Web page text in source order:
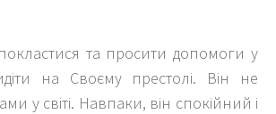
та просити допомоги у
на Своєму престолі. Він не
у світі. Навпаки, він спокійний і